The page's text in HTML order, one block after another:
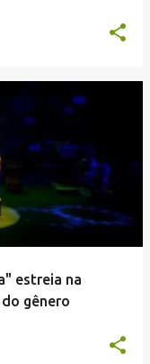
estreia na
gênero